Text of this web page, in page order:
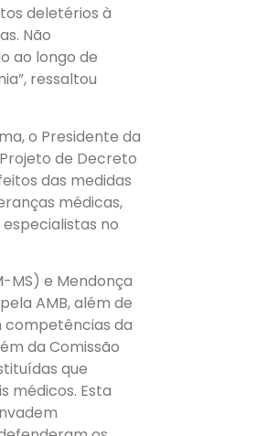
deletérios à
Não
ao longo de
ressaltou
o Presidente da
de Decreto
das medidas
médicas,
no
MS) e Mendonça
AMB, além de
competências da
da Comissão
que
médicos. Esta